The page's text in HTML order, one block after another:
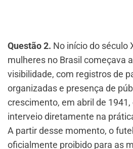
Questão 2. No início do século
mulheres no Brasil começava
visibilidade, com registros de
organizadas e presença de
crescimento, em abril de
interveio diretamente na
A partir desse momento, o
oficialmente proibido para as